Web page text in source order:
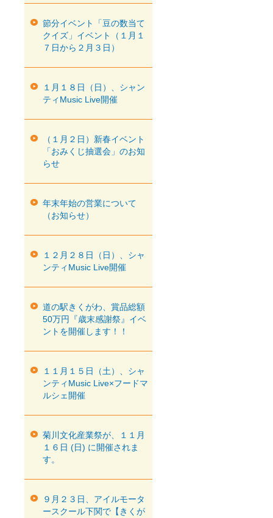
節分イベント「豆の数当て
クイズ」イベント（１月１
７日から２月３日）
１月１８日（日）、シャン
ティMusic Live開催
（１月２日）新春イベント
「おみくじ抽選会」のお知
らせ
年末年始の営業について
（お知らせ）
１２月２８日（日）、シャ
ンティMusic Live開催
道の駅きくがわ、賞品総額
50万円『歳末感謝祭』イベ
ントを開催します！！
１１月１５日（土）、シャ
ンティMusic Live×フードマ
ルシェ開催
菊川文化産業祭が、１１月
１６日 (日) に開催されま
す。
９月２３日、アイルモータ
ースクール下関で【きくが